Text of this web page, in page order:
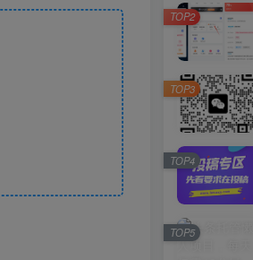
TOP2
TOP3
TOP4
TOP5